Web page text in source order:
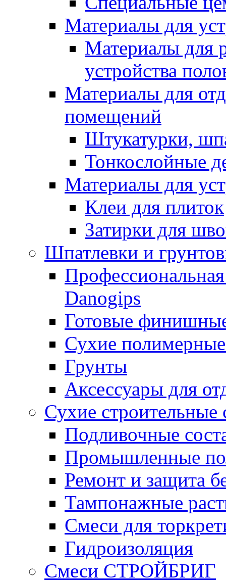
Материалы для
Материалы для
устройства
Материалы для
помещений
Штукатурки,
Тонкослойные
Материалы для
Клеи для плиток
Затирки для
Шпатлевки и
Danogips
Готовые
Сухие
Грунты
Аксессуары для
Сухие строительные
Подливочные
Промышленные
Ремонт и защита
Тампонажные
Смеси для
Гидроизоляция
Смеси СТРОЙБРИГ